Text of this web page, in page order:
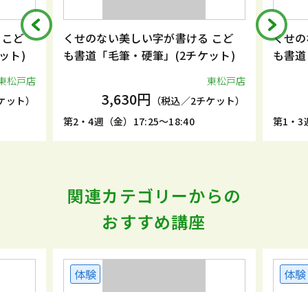
ど
ト)
松戸店
ト）
くせのない美しい字が書ける こど
も書道「毛筆・硬筆」(2チケット)
東松戸店
3,630円 （税込／2チケット）
第2・4週（金）17:25～18:40
くせ
も書
第1・3
関連カテゴリーからの
おすすめ講座
体験 体験